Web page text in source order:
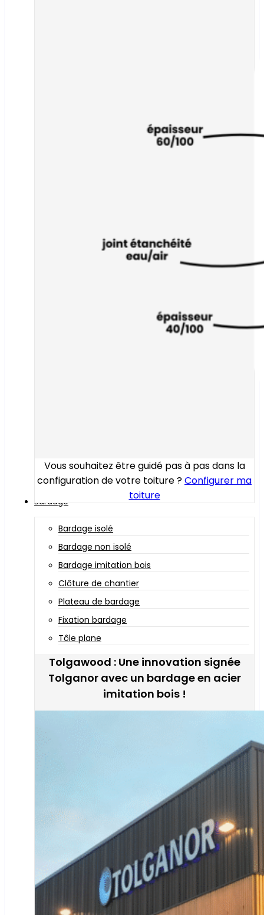
Vous souhaitez être guidé pas à pas dans la
configuration de votre toiture ?Configurer ma
toiture
Bardage
Bardage isolé
Bardage non isolé
Bardage imitation bois
Clôture de chantier
Plateau de bardage
Fixation bardage
Tôle plane
Tolgawood : Une innovation signée
Tolganor avec un bardage en acier
imitation bois !